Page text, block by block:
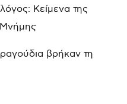
Κείμενα της
Μνήμης
βρήκαν τη